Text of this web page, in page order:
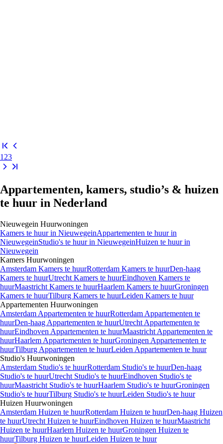
1 23
Appartementen, kamers, studio’s & huizen
te huur in Nederland
Nieuwegein Huurwoningen
Kamers te huur in NieuwegeinAppartementen te huur in
NieuwegeinStudio's te huur in NieuwegeinHuizen te huur in
Nieuwegein
Kamers Huurwoningen
Amsterdam Kamers te huurRotterdam Kamers te huurDen-haag
Kamers te huurUtrecht Kamers te huurEindhoven Kamers te
huurMaastricht Kamers te huurHaarlem Kamers te huurGroningen
Kamers te huurTilburg Kamers te huurLeiden Kamers te huur
Appartementen Huurwoningen
Amsterdam Appartementen te huurRotterdam Appartementen te
huurDen-haag Appartementen te huurUtrecht Appartementen te
huurEindhoven Appartementen te huurMaastricht Appartementen te
huurHaarlem Appartementen te huurGroningen Appartementen te
huurTilburg Appartementen te huurLeiden Appartementen te huur
Studio's Huurwoningen
Amsterdam Studio's te huurRotterdam Studio's te huurDen-haag
Studio's te huurUtrecht Studio's te huurEindhoven Studio's te
huurMaastricht Studio's te huurHaarlem Studio's te huurGroningen
Studio's te huurTilburg Studio's te huurLeiden Studio's te huur
Huizen Huurwoningen
Amsterdam Huizen te huurRotterdam Huizen te huurDen-haag Huizen
te huurUtrecht Huizen te huurEindhoven Huizen te huurMaastricht
Huizen te huurHaarlem Huizen te huurGroningen Huizen te
huurTilburg Huizen te huurLeiden Huizen te huur